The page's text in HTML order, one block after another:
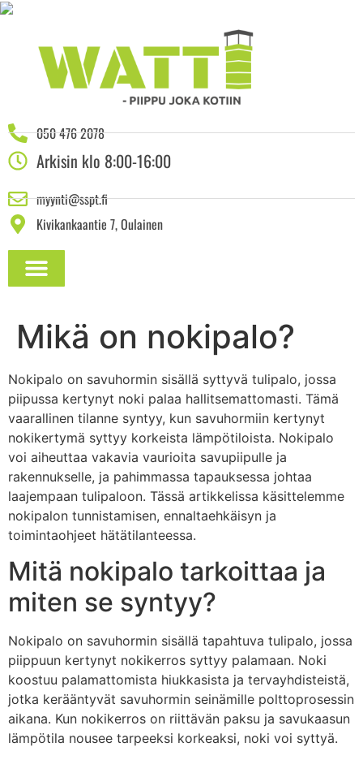
050 476 2078
Arkisin klo 8:00-16:00
myynti@sspt.fi
Kivikankaantie 7, Oulainen
Mikä on nokipalo?
Nokipalo on savuhormin sisällä syttyvä tulipalo, jossa
piipussa kertynyt noki palaa hallitsemattomasti. Tämä
vaarallinen tilanne syntyy, kun savuhormiin kertynyt
nokikertymä syttyy korkeista lämpötiloista. Nokipalo
voi aiheuttaa vakavia vaurioita savupiipulle ja
rakennukselle, ja pahimmassa tapauksessa johtaa
laajempaan tulipaloon. Tässä artikkelissa käsittelemme
nokipalon tunnistamisen, ennaltaehkäisyn ja
toimintaohjeet hätätilanteessa.
Mitä nokipalo tarkoittaa ja
miten se syntyy?
Nokipalo on savuhormin sisällä tapahtuva tulipalo, jossa
piippuun kertynyt nokikerros syttyy palamaan. Noki
koostuu palamattomista hiukkasista ja tervayhdisteistä,
jotka kerääntyvät savuhormin seinämille polttoprosessin
aikana. Kun nokikerros on riittävän paksu ja savukaasun
lämpötila nousee tarpeeksi korkeaksi, noki voi syttyä.